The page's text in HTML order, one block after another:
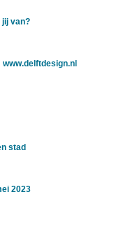
jij van?
stad
2023